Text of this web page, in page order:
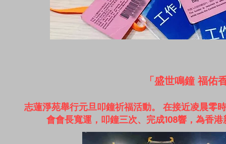
「盛世鳴鐘 福佑
志蓮淨苑舉行元旦叩鐘祈福活動。 在接近凌晨零
會會長寬運，叩鐘三次、完成108響，為香